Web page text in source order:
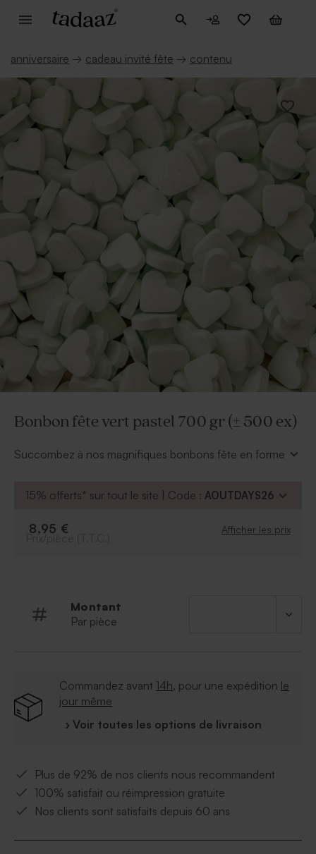
anniversaire → cadeau invité fête → contenu
Bonbon fête vert pastel 700 gr (± 500 ex)
Succombez à nos magnifiques bonbons fête en forme
acidifiant acide citrique, emulsifiant (E470b-
Parfum :Citron vert
Quantité :700gr (environ 500 coeurs)
15% offerts* sur tout le site | Code : AOUTDAYS26
8,95 € Afficher les prix
Montant
Par pièce
Commandez avant 14h, pour une expédition le
jour même
› Voir toutes les options de livraison
Plus de 92% de nos clients nous recommandent
100% satisfait ou réimpression gratuite
Nos clients sont satisfaits depuis 60 ans